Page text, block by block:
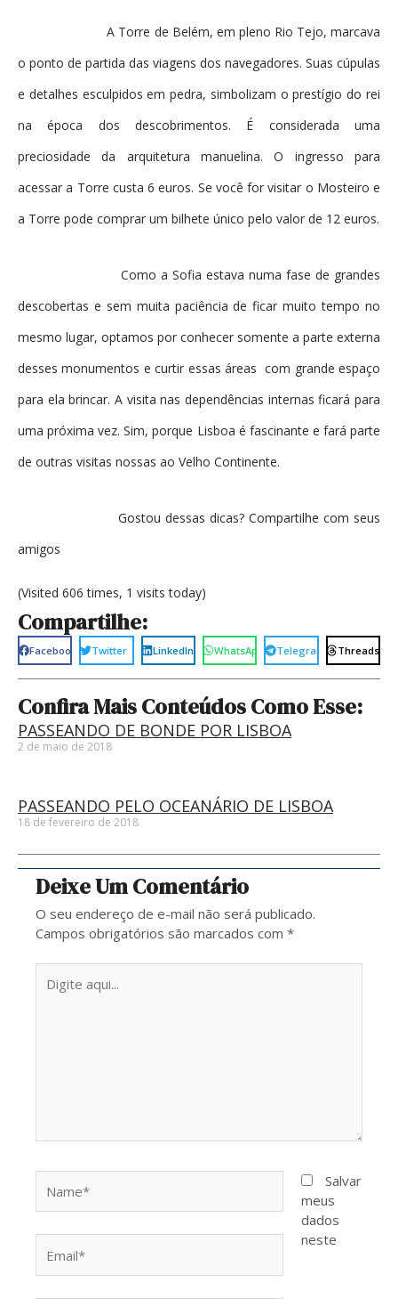
A Torre de Belém, em pleno Rio Tejo, marcava
o ponto de partida das viagens dos navegadores. Suas cúpulas
e detalhes esculpidos em pedra, simbolizam o prestígio do rei
na época dos descobrimentos. É considerada uma
preciosidade da arquitetura manuelina. O ingresso para
acessar a Torre custa 6 euros. Se você for visitar o Mosteiro e
a Torre pode comprar um bilhete único pelo valor de 12 euros.
Como a Sofia estava numa fase de grandes
descobertas e sem muita paciência de ficar muito tempo no
mesmo lugar, optamos por conhecer somente a parte externa
desses monumentos e curtir essas áreas com grande espaço
para ela brincar. A visita nas dependências internas ficará para
uma próxima vez. Sim, porque Lisboa é fascinante e fará parte
de outras visitas nossas ao Velho Continente.
Gostou dessas dicas? Compartilhe com seus
amigos
(Visited 606 times, 1 visits today)
Compartilhe:
Facebook Twitter LinkedIn WhatsApp Telegram Threads
Confira Mais Conteúdos Como Esse:
PASSEANDO DE BONDE POR LISBOA
2 de maio de 2018
PASSEANDO PELO OCEANÁRIO DE LISBOA
18 de fevereiro de 2018
Deixe Um Comentário
O seu endereço de e-mail não será publicado.
Campos obrigatórios são marcados com *
aqui...
Salvar
meus
dados
neste